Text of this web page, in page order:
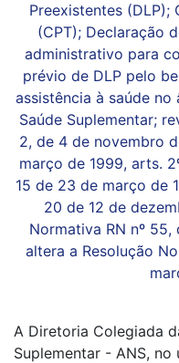
Preexistentes (DLP);
(CPT); Declaração
administrativo para
prévio de DLP pelo
assistência à saúde
Saúde Suplementar;
2, de 4 de novembro
março de 1999, arts.
15 de 23 de março de
20 de 12 de
Normativa RN nº
altera a Resolução
A Diretoria Colegiada
Suplementar - ANS,